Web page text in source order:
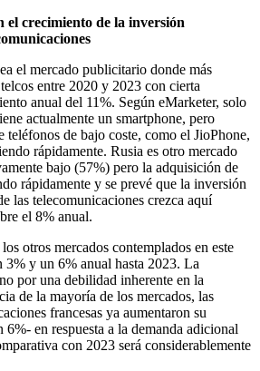
crecimiento de la inversión
el mercado publicitario donde más
entre 2020 y 2023 con cierta
anual del 11%. Según eMarketer, solo
actualmente un smartphone, pero
teléfonos de bajo coste, como el JioPhone,
rápidamente. Rusia es otro mercado
bajo (57%) pero la adquisición de
rápidamente y se prevé que la inversión
las telecomunicaciones crezca aquí
el 8% anual.
otros mercados contemplados en este
3% y un 6% anual hasta 2023. La
por una debilidad inherente en la
de la mayoría de los mercados, las
francesas ya aumentaron su
en respuesta a la demanda adicional
con 2023 será considerablemente